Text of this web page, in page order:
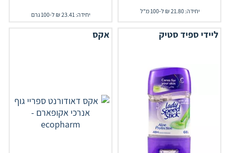
יחידה: 21.80 ₪ ל-100 מ"ל יחידה: 23.41 ₪ ל-100 גרם
ליידי ספיד סטיק אקס